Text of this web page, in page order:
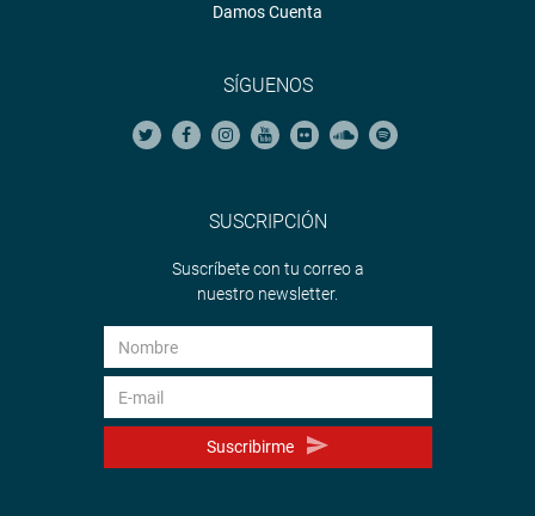
Damos Cuenta
SÍGUENOS
SUSCRIPCIÓN
Suscríbete con tu correo a
nuestro newsletter.
Suscribirme